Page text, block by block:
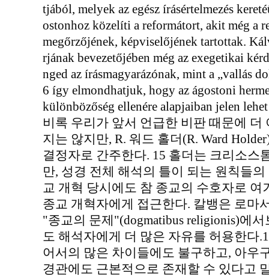
tjából, melyek az egész írásértelmezés
ostonhoz közelíti a reformátort, akit még a
megőrzőjének, képviselőjének tartottak.
rjának bevezetőjében még az exegetikai
nged az írásmagyarázónak, mint a „vallás
6 így elmondhatjuk, hogy az ágostoni
különbözőség ellenére alapjaiban jelen
비록 우리가 앞서 언급한 비판 때문에
지는 않지만, R. 워드 홀더(R. Ward
결정자로 간주한다. 15 홀더는 크리소스
만, 성경 전체 해석의 틀이 되는 원칙들
교 개혁 당시에도 참 종교의 수호자로
종교 개혁자에게 접근한다. 칼뱅은 로마
"종교의 문제"(dogmatibus religionis)에
도 해석자에게 더 많은 자유를 허용한다
어서의 많은 차이들에도 불구하고, 아우
경관에도 근본적으로 존재할 수 있다고